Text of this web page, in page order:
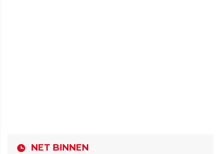
NET BINNEN